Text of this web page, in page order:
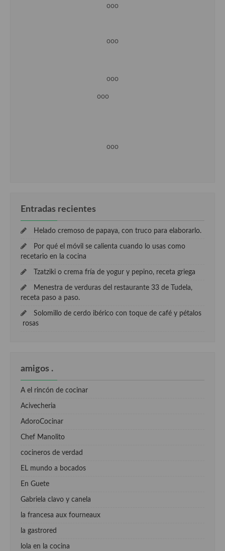
ooo
ooo
ooo
ooo
ooo
Entradas recientes
Helado cremoso de papaya, con truco para elaborarlo.
Por qué el móvil se calienta cuando lo usas como
recetario en la cocina
Tzatziki o crema fría de yogur y pepino, receta griega
Menestra de verduras del restaurante 33 de Tudela,
receta paso a paso.
Solomillo de cerdo ibérico con toque de café y pétalos
rosas
amigos .
A el rincón de cocinar
Acivecheria
AdoroCocinar
Chef Manolito
cocineros de verdad
EL mundo a bocados
En Guete
Gabriela clavo y canela
la francesa aux fourneaux
la gastrored
lola en la cocina